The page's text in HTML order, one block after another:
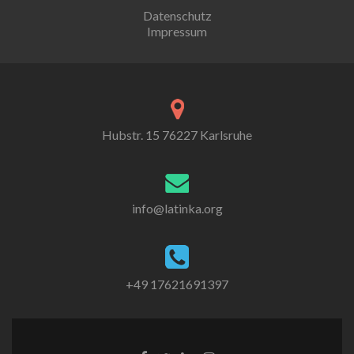
Datenschutz
Impressum
Hubstr. 15 76227 Karlsruhe
info@latinka.org
+49 17621691397